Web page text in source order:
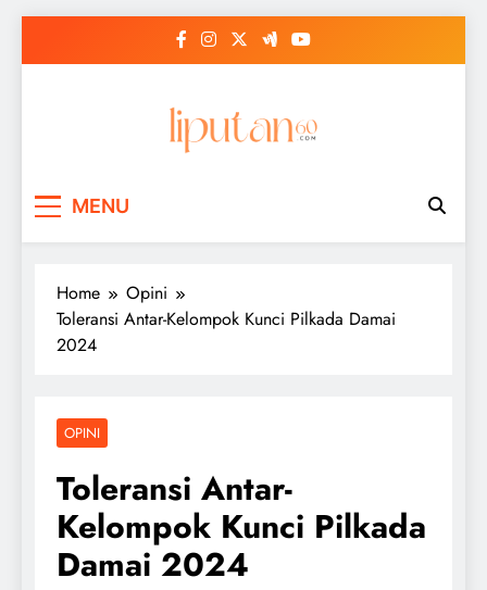
MENU
Home
Opini
Toleransi Antar-Kelompok Kunci Pilkada Damai
2024
OPINI
Toleransi Antar-
Kelompok Kunci Pilkada
Damai 2024